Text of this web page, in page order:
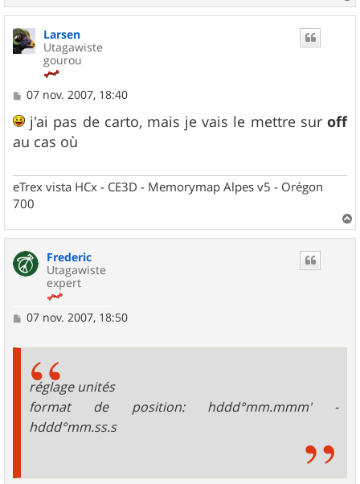
a
u
Larsen
Utagawiste
gourou
M
s
a
07 nov. 2007, 18:40
j'ai pas de carto, mais je vais le mettre sur off
au cas où
eTrex vista HCx - CE3D - Memorymap Alpes v5 - Orégon
700
a
Frederic
Utagawiste
expert
M
07 nov. 2007, 18:50
réglage unités
format de position: hddd°mm.mmm' -
hddd°mm.ss.s